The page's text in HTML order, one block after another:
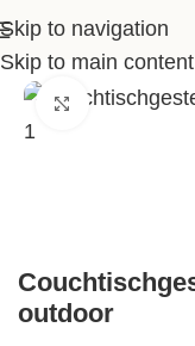
Skip to navigation
Skip to main content
>
Klick zum
outdoor